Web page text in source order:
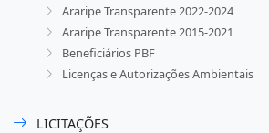
Araripe Transparente 2022-2024
Araripe Transparente 2015-2021
Beneficiários PBF
Licenças e Autorizações Ambientais
LICITAÇÕES